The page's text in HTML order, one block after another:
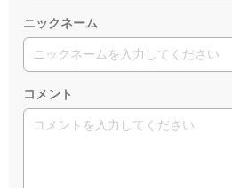
ニックネーム
コメント